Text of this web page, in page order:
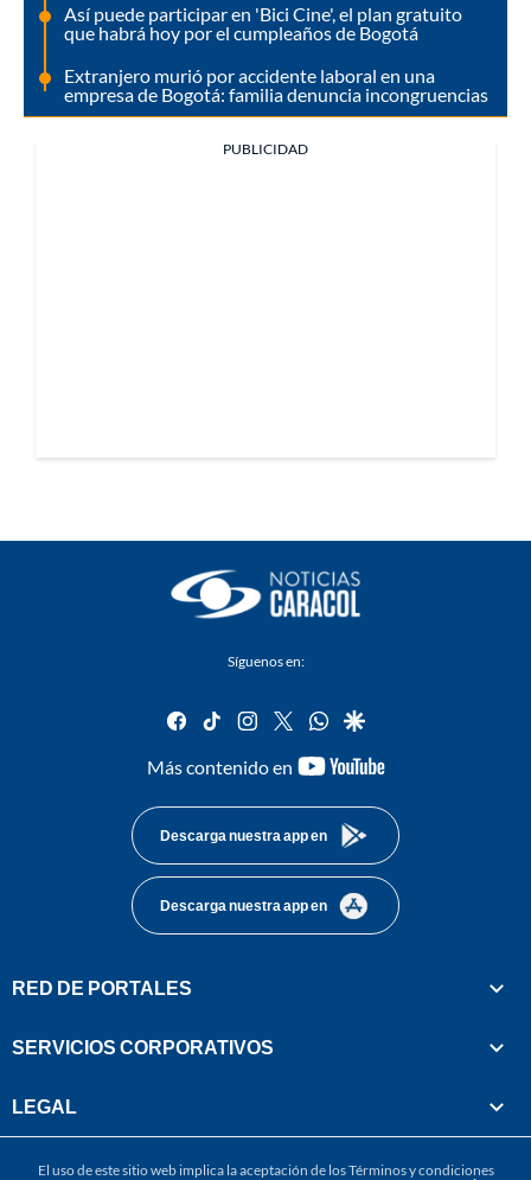
Así puede participar en 'Bici Cine', el plan gratuito
que habrá hoy por el cumpleaños de Bogotá
Extranjero murió por accidente laboral en una
empresa de Bogotá: familia denuncia incongruencias
PUBLICIDAD
Síguenos en:
facebook
tiktok instagram
twitterwhatsapp
google
Más contenido en
youtube-
Descarga nuestra app en
Descarga nuestra app en
RED DE PORTALES
SERVICIOS CORPORATIVOS
LEGAL
El uso de este sitio web implica la aceptación de losTérminos y condiciones